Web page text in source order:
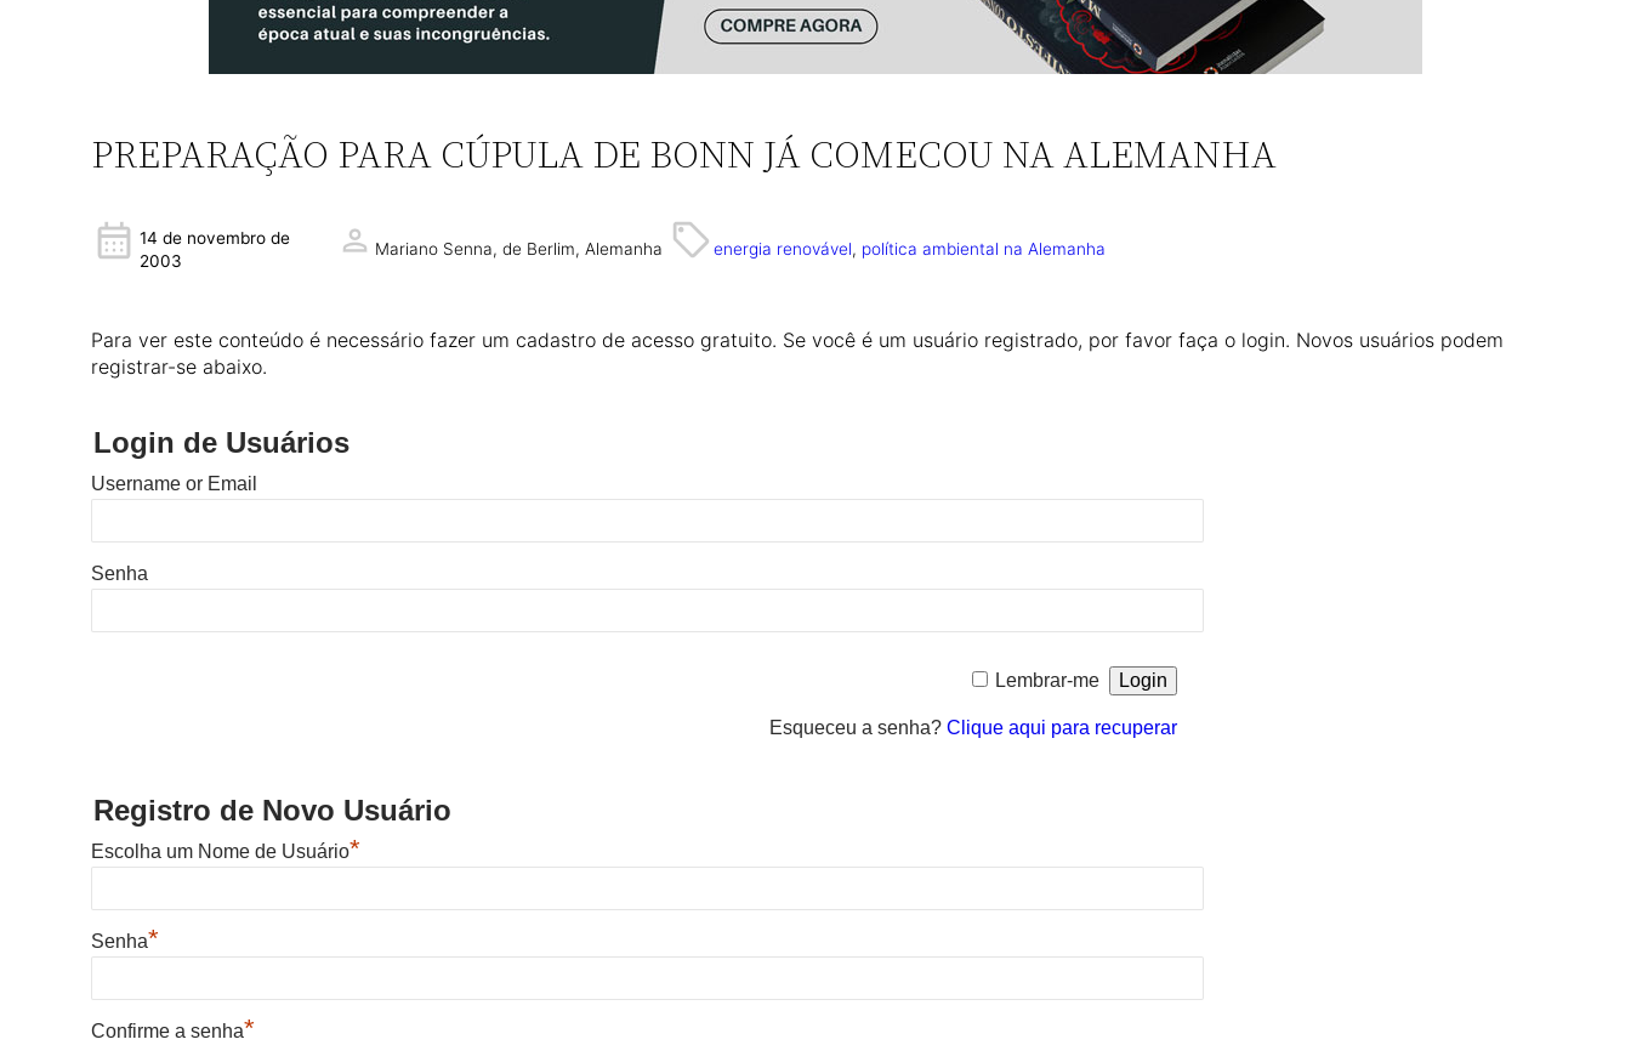
PREPARAÇÃO PARA CÚPULA DE BONN JÁ COMECOU NA ALEMANHA
14 de novembro de
2003
Mariano Senna, de Berlim, Alemanha energia renovável, política ambiental na Alemanha
Para ver este conteúdo é necessário fazer um cadastro de acesso gratuito. Se você é um usuário registrado, por favor faça o login. Novos usuários podem
registrar-se abaixo.
Login de Usuários
Username or Email
Senha
Lembrar-me
Esqueceu a senha?Clique aqui para recuperar
Registro de Novo Usuário
Escolha um Nome de Usuário*
Senha*
Confirme a senha*